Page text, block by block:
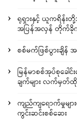
ရုရှားနှင့် ယူကရိန်း
အပြန်အလှန် တိုက်
စစ်မက်ဖြစ်ပွားချိ
မြန်မာစစ်အုပ်စုခေါ
ချက်များ လက်မှတ်
ကျည်ကျရောက်မှုမျ
ကွင်းဆင်းစစ်ဆေး